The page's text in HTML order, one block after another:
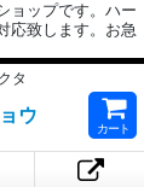
ョップです。ハー
応致します。お急
タ
ウ
カート